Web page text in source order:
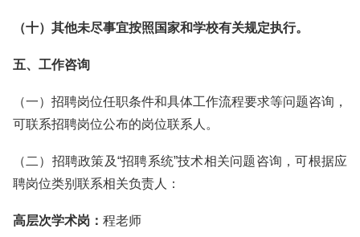
（十）其他未尽事宜按照国家和学校有关规定执行。
五、工作咨询
（一）招聘岗位任职条件和具体工作流程要求等问题咨询，
可联系招聘岗位公布的岗位联系人。
（二）招聘政策及“招聘系统”技术相关问题咨询，可根据应
聘岗位类别联系相关负责人：
高层次学术岗： 程老师